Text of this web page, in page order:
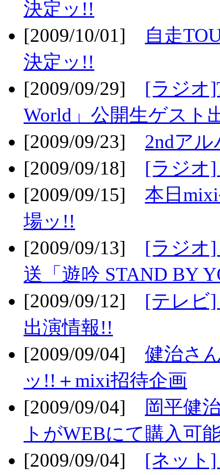
決定ッ!!
[2009/10/01]
自走
決定ッ!!
[2009/09/29] [ラジオ
World」公開生ゲスト
[2009/09/23] 2ndア
[2009/09/18] [ラジオ
[2009/09/15] 本日
場ッ!!
[2009/09/13] [ラジオ]
送「遊吟 STAND BY
[2009/09/12] [テレビ]
出演情報!!
[2009/09/04] 健治さ
ッ!!＋mixi招待企画
[2009/09/04]
岡平健
トがWEBにて購入可
[2009/09/04] [ネット]